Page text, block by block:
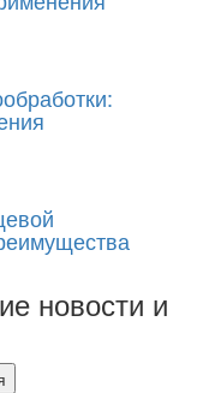
новости и